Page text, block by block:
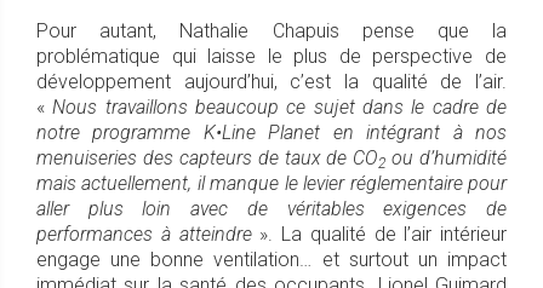
Pour autant, Nathalie Chapuis pense que la
problématique qui laisse le plus de perspective de
développement aujourd’hui, c’est la qualité de l’air.
«Nous travaillons beaucoup ce sujet dans le cadre de
notre programme K•Line Planet en intégrant à nos
menuiseries des capteurs de taux de CO2 ou d’humidité
mais actuellement, il manque le levier réglementaire pour
aller plus loin avec de véritables exigences de
performances à atteindre». La qualité de l’air intérieur
engage une bonne ventilation… et surtout un impact